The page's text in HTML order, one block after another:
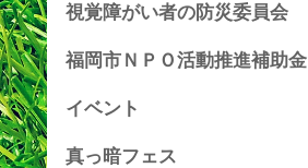
視覚障がい者の防災委員会
福岡市ＮＰＯ活動推進補助金
イベント
真っ暗フェス